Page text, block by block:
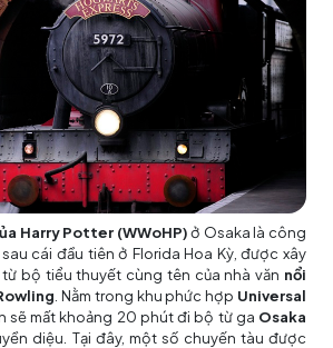
Harry Potter (WWoHP)ở Osaka là công
cái đầu tiên ở Florida Hoa Kỳ, được xây
bộ tiểu thuyết cùng tên của nhà văn nổi
. Nằm trong khu phức hợp Universal
sẽ mất khoảng 20 phút đi bộ từ ga Osaka
diệu. Tại đây, một số chuyến tàu được